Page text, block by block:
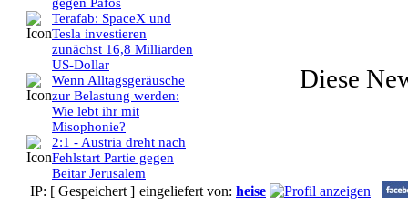
gegen Pafos
Terafab: SpaceX und
Tesla investieren
zunächst 16,8 Milliarden
US-Dollar
Wenn Alltagsgeräusche
zur Belastung werden:
Wie lebt ihr mit
Misophonie?
2:1 - Austria dreht nach
Fehlstart Partie gegen
Beitar Jerusalem
Diese
IP: [ Gespeichert ] eingeliefert von: heise